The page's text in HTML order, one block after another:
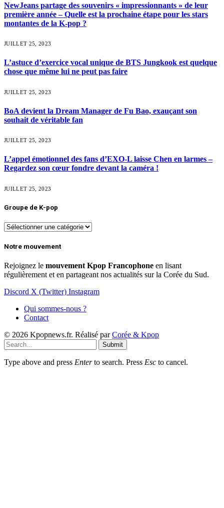
NewJeans partage des souvenirs « impressionnants » de leur
première année – Quelle est la prochaine étape pour les stars
montantes de la K-pop ?
JUILLET 25, 2023
L’astuce d’exercice vocal unique de BTS Jungkook est quelque
chose que même lui ne peut pas faire
JUILLET 25, 2023
BoA devient la Dream Manager de Fu Bao, exauçant son
souhait de véritable fan
JUILLET 25, 2023
L’appel émotionnel des fans d’EXO-L laisse Chen en larmes –
Regardez son cœur fondre devant la caméra !
JUILLET 25, 2023
Groupe de K-pop
Groupe
K-
Notre mouvement
Rejoignez le mouvement Kpop Francophone en lisant
régulièrement et en partageant nos actualités sur la Corée du Sud.
Discord X (Twitter) Instagram
Qui sommes-nous ?
Contact
© 2026 Kpopnews.fr. Réalisé parCorée & Kpop
Submit
Type above and press Enterto search. Press Esc to cancel.